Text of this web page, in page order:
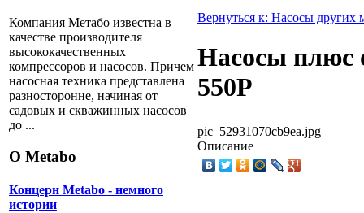
Компания Метабо известна в
качестве производителя
высококачественных
компрессоров и насосов. Причем
насосная техника представлена
разносторонне, начиная от
садовых и скважинных насосов
до ...
О Metabo
Концерн Metabo - немного
истории
Вернуться к: Насосы других
Насосы плюс
550Р
pic_52931070cb9ea.jpg
Описание